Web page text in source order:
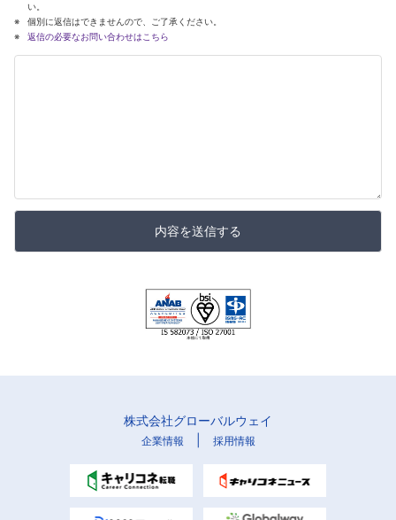
い。
個別に返信はできませんので、ご了承ください。
返信の必要なお問い合わせはこちら
内容を送信する
株式会社グローバルウェイ
企業情報 採用情報